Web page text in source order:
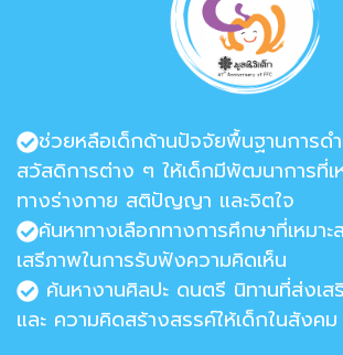
ช่วยหลือเด็กด้านปัจจัยพื้นฐานการด
สวัสดิการต่าง ๆ ให้เด็กมีพัฒนาการที่เ
ทางร่างกาย สติปัญญา และจิตใจ
ค้นหาทางเลือกทางการศึกษาที่เหมาะ
เสรีภาพในการรับฟังความคิดเห็น
ค้นหางานศิลปะ ดนตรี นิทานที่ส่งเส
และ ความคิดสร้างสรรค์ให้เด็กในสังคม